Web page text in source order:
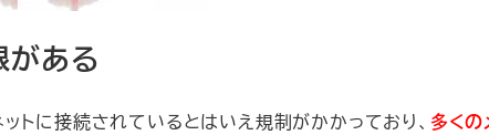
がある
トに接続されているとはいえ規制がかかっており、 多くの